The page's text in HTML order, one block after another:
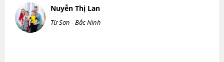
Nuyễn Thị Lan
Từ Sơn - Bắc Ninh